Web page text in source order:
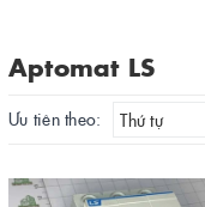
Aptomat LS
Ưu tiên theo: Thứ tự